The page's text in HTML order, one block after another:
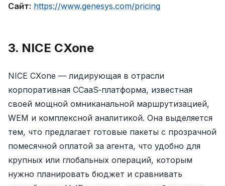
Сайт: https://www.genesys.com/pricing
3. NICE CXone
NICE CXone — лидирующая в отрасли
корпоративная CCaaS‑платформа, известная
своей мощной омниканальной маршрутизацией,
WEM и комплексной аналитикой. Она выделяется
тем, что предлагает готовые пакеты с прозрачной
помесячной оплатой за агента, что удобно для
крупных или глобальных операций, которым
нужно планировать бюджет и сравнивать